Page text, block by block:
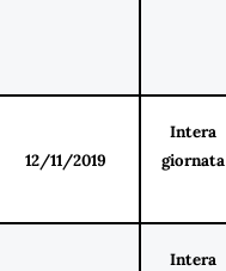
12/11/2019
Intera
giornata
Intera